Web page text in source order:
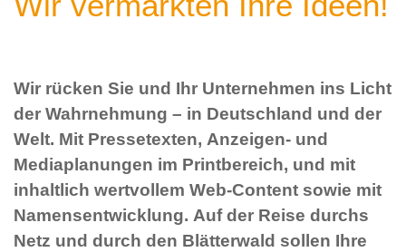
Wir rücken Sie und Ihr Unternehmen ins Licht
der Wahrnehmung – in Deutschland und der
Welt. Mit Pressetexten, Anzeigen- und
Mediaplanungen im Printbereich, und mit
inhaltlich wertvollem Web-Content sowie mit
Namensentwicklung. Auf der Reise durchs
Netz und durch den Blätterwald sollen Ihre